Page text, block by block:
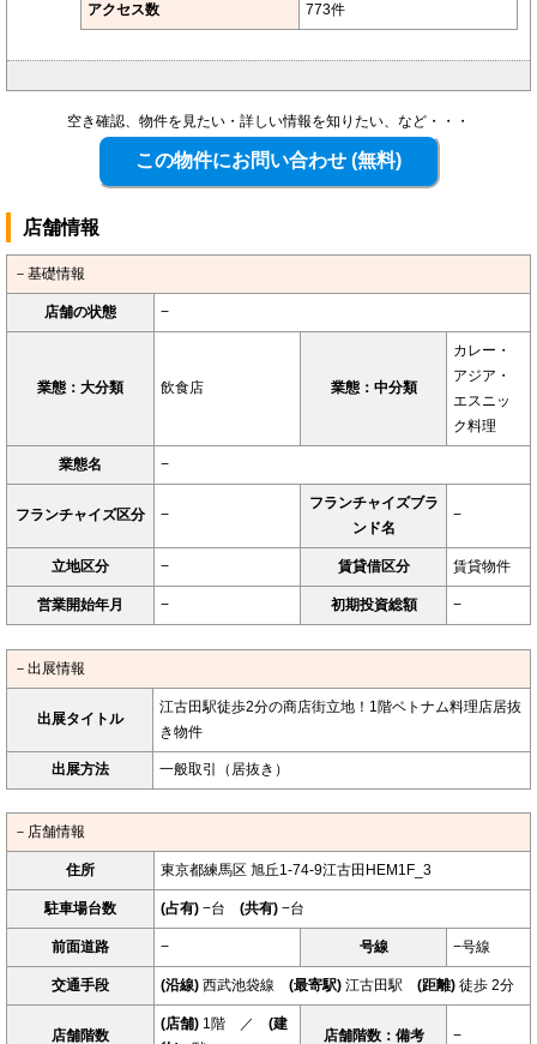
アクセス数 773件
空き確認、物件を見たい・詳しい情報を知りたい、など・・・
店舗情報
－基礎情報
店舗の状態 −
業態：大分類 飲食店 業態：中分類
カレー・
アジア・
エスニッ
ク料理
業態名 −
フランチャイズ区分 −
フランチャイズブラ
ンド名
−
立地区分 − 賃貸借区分 賃貸物件
営業開始年月 − 初期投資総額 −
－出展情報
出展タイトル
江古田駅徒歩2分の商店街立地！1階ベトナム料理店居抜
き物件
出展方法 一般取引（居抜き）
－店舗情報
住所 東京都練馬区 旭丘1-74-9江古田HEM1F_3
駐車場台数 (占有) −台 (共有) −台
前面道路 − 号線 −号線
交通手段 (沿線) 西武池袋線 (最寄駅) 江古田駅 (距離) 徒歩 2分
店舗階数
(店舗) 1階 ／ (建
店舗階数：備考 −